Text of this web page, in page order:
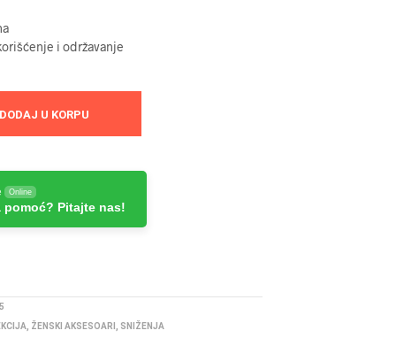
i održavanje
DODAJ U KORPU
Online
pomoć? Pitajte nas!
ŽENSKI AKSESOARI
SNIŽENJA